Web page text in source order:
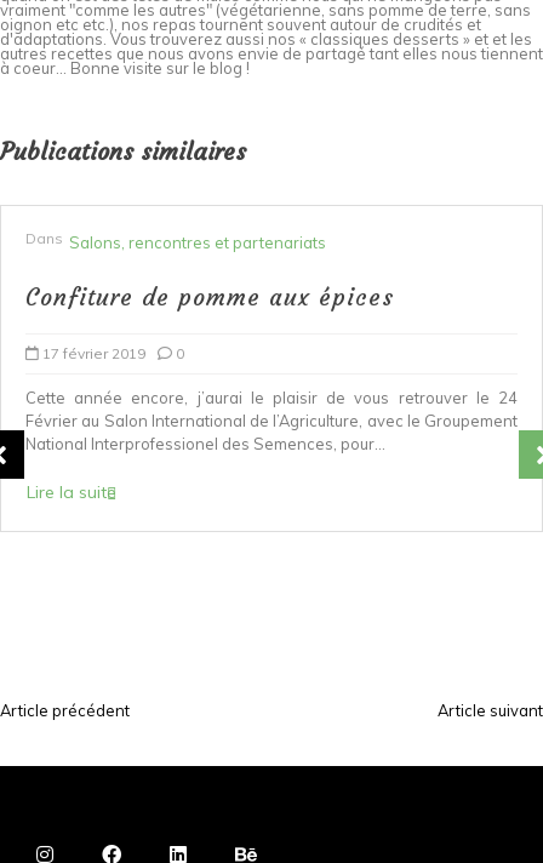
vraiment "comme les autres" (végétarienne, sans pomme de terre, sans
oignon etc etc.), nos repas tournent souvent autour de crudités et
d'adaptations. Vous trouverez aussi nos « classiques desserts » et et les
autres recettes que nous avons envie de partagé tant elles nous tiennent
à coeur... Bonne visite sur le blog !
Publications similaires
Dans Salons, rencontres et partenariats
Confiture de pomme aux épices
17 février 2019 0
Cette année encore, j’aurai le plaisir de vous retrouver le 24
Février au Salon International de l’Agriculture, avec le Groupement
National Interprofessionel des Semences, pour...
Lire la suite
N
Article précédent Article suivant